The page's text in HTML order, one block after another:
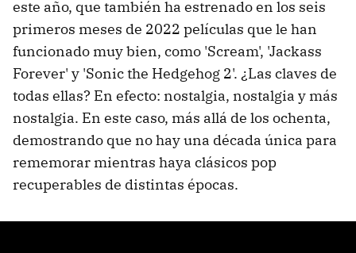
este año, que también ha estrenado en los seis
primeros meses de 2022 películas que le han
funcionado muy bien, como 'Scream', 'Jackass
Forever' y 'Sonic the Hedgehog 2'. ¿Las claves de
todas ellas? En efecto: nostalgia, nostalgia y más
nostalgia. En este caso, más allá de los ochenta,
demostrando que no hay una década única para
rememorar mientras haya clásicos pop
recuperables de distintas épocas.